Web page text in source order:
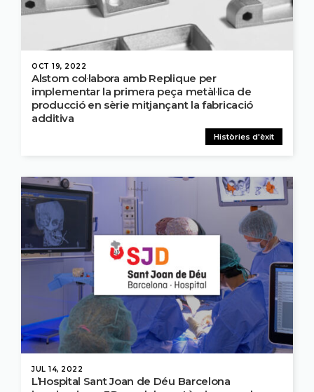
OCT 19, 2022
Històries d'èxit
Alstom col·labora amb Replique per
implementar la primera peça metàl·lica de
producció en sèrie mitjançant la fabricació
additiva
JUL 14, 2022
L’Hospital Sant Joan de Déu Barcelona